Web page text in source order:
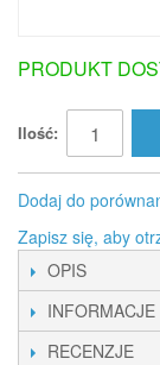
PRODUKT
Ilość:
Dodaj do
Zapisz się, aby
OPIS
INFORMACJE
RECENZJE